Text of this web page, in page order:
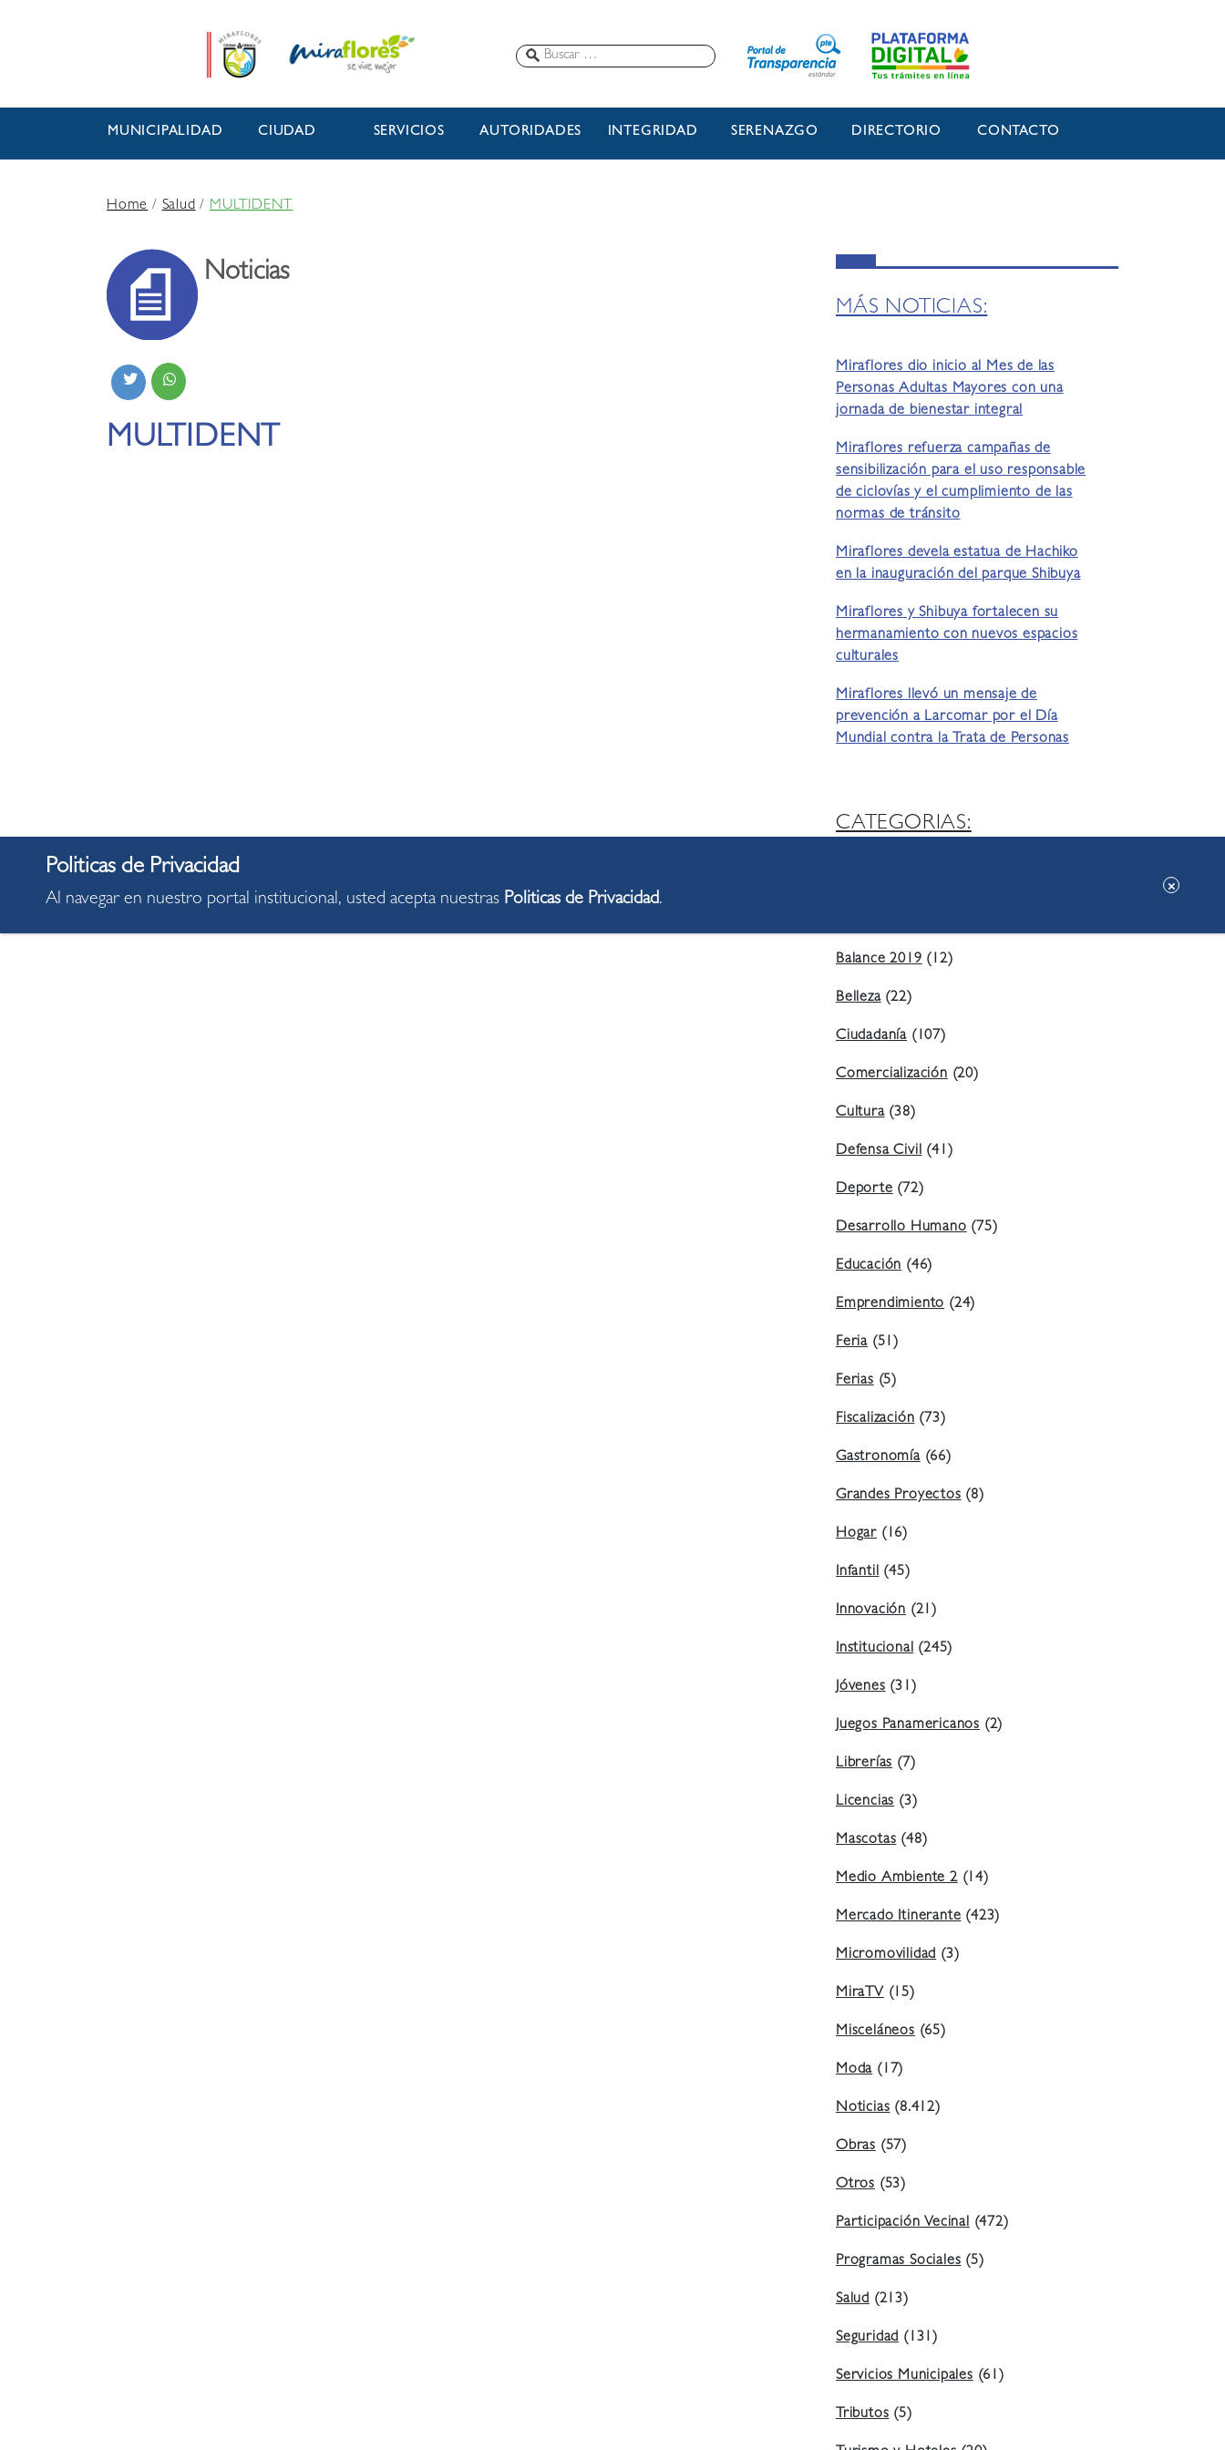
MUNICIPALIDAD CIUDAD SERVICIOS AUTORIDADES INTEGRIDAD SERENAZGO DIRECTORIO CONTACTO
Home/Salud/MULTIDENT
Noticias
MULTIDENT
MÁS NOTICIAS:
Miraflores dio inicio al Mes de las
Personas Adultas Mayores con una
jornada de bienestar integral
Miraflores refuerza campañas de
sensibilización para el uso responsable
de ciclovías y el cumplimiento de las
normas de tránsito
Miraflores devela estatua de Hachiko
en la inauguración del parque Shibuya
Miraflores y Shibuya fortalecen su
hermanamiento con nuevos espacios
culturales
Miraflores llevó un mensaje de
prevención a Larcomar por el Día
Mundial contra la Trata de Personas
CATEGORIAS:
Balance 2019(12)
Belleza(22)
Ciudadanía (107)
Comercialización(20)
Cultura(38)
Defensa Civil(41)
Deporte(72)
Desarrollo Humano(75)
Educación(46)
Emprendimiento(24)
Feria (51)
Ferias(5)
Fiscalización(73)
Gastronomía(66)
Grandes Proyectos(8)
Hogar (16)
Infantil(45)
Innovación (21)
Institucional(245)
Jóvenes(31)
Juegos Panamericanos (2)
Librerías(7)
Licencias(3)
Mascotas(48)
Medio Ambiente 2(14)
Mercado Itinerante(423)
Micromovilidad(3)
MiraTV(15)
Misceláneos(65)
Moda(17)
Noticias(8.412)
Obras (57)
Otros (53)
Participación Vecinal(472)
Programas Sociales(5)
Salud (213)
Seguridad(131)
Servicios Municipales(61)
Tributos(5)
Al navegar en nuestro portal institucional, usted acepta nuestras Politicas de Privacidad.